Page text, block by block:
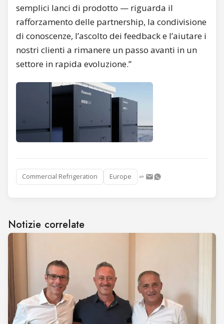
semplici lanci di prodotto — riguarda il
rafforzamento delle partnership, la condivisione
di conoscenze, l’ascolto dei feedback e l’aiutare i
nostri clienti a rimanere un passo avanti in un
settore in rapida evoluzione.”
Commercial Refrigeration Europe
Notizie correlate